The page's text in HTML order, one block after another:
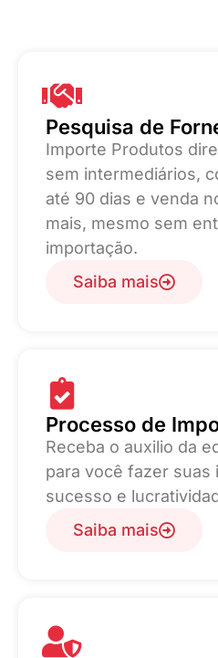
Pesquisa de
Importe Produtos
sem intermediários,
até 90 dias e venda
mais, mesmo sem
importação.
Saiba mais
Processo de
Receba o auxilio da
para você fazer suas
sucesso e
Saiba mais